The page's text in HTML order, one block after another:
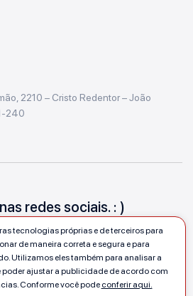
2210 – Cristo Redentor – João
240
redes sociais. : )
tecnologias próprias e de terceiros para
de maneira correta e segura e para
Utilizamos eles também para analisar a
poder ajustar a publicidade de acordo com
Conforme você pode conferir aqui.